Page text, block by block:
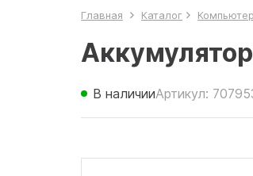
Главная Каталог
В наличииАртикул: